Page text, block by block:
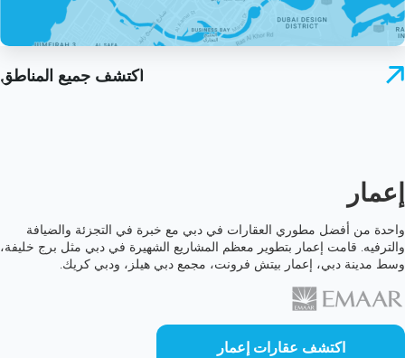
اكتشف جميع المناطق
إعمار
واحدة من أفضل مطوري العقارات في دبي مع خبرة في التجزئة والضيافة
والترفيه. قامت إعمار بتطوير معظم المشاريع الشهيرة في دبي مثل برج خليفة،
وسط مدينة دبي، إعمار بيتش فرونت، مجمع دبي هيلز، ودبي كريك.
اكتشف عقارات إعمار